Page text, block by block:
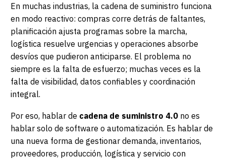
En muchas industrias, la cadena de suministro funciona
en modo reactivo: compras corre detrás de faltantes,
planificación ajusta programas sobre la marcha,
logística resuelve urgencias y operaciones absorbe
desvíos que pudieron anticiparse. El problema no
siempre es la falta de esfuerzo; muchas veces es la
falta de visibilidad, datos confiables y coordinación
integral.
Por eso, hablar de cadena de suministro 4.0 no es
hablar solo de software o automatización. Es hablar de
una nueva forma de gestionar demanda, inventarios,
proveedores, producción, logística y servicio con